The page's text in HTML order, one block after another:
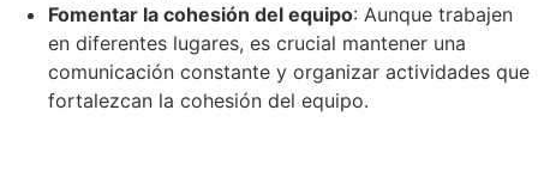
Fomentar la cohesión del equipo: Aunque trabajen
en diferentes lugares, es crucial mantener una
comunicación constante y organizar actividades que
fortalezcan la cohesión del equipo.